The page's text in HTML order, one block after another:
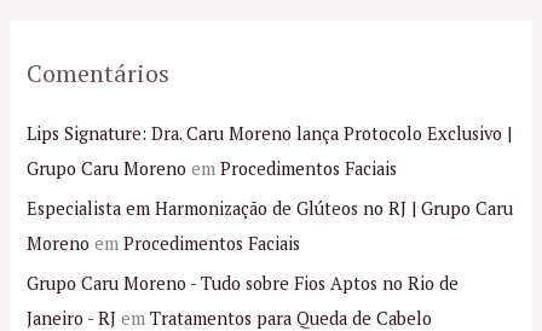
Comentários
Lips Signature: Dra. Caru Moreno lança Protocolo Exclusivo |
Grupo Caru Moreno emProcedimentos Faciais
Especialista em Harmonização de Glúteos no RJ | Grupo Caru
Moreno emProcedimentos Faciais
Grupo Caru Moreno - Tudo sobre Fios Aptos no Rio de
Janeiro - RJ emTratamentos para Queda de Cabelo